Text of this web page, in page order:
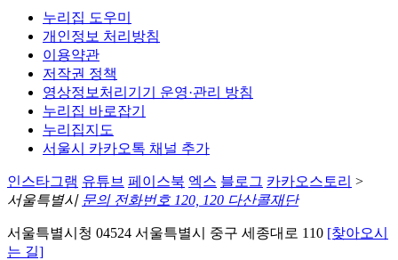
누리집 도우미
개인정보 처리방침
이용약관
저작권 정책
영상정보처리기기 운영·관리 방침
누리집 바로잡기
누리집지도
서울시 카카오톡 채널 추가
인스타그램 유튜브 페이스북 엑스 블로그 카카오스토리 >
서울특별시 문의 전화번호 120, 120 다산콜재단
서울특별시청 04524 서울특별시 중구 세종대로 110 [찾아오시
는 길]